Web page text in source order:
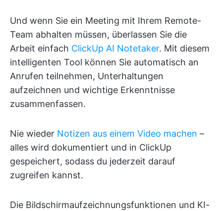
Und wenn Sie ein Meeting mit Ihrem Remote-
Team abhalten müssen, überlassen Sie die
Arbeit einfach ClickUp AI Notetaker. Mit diesem
intelligenten Tool können Sie automatisch an
Anrufen teilnehmen, Unterhaltungen
aufzeichnen und wichtige Erkenntnisse
zusammenfassen.
Nie wieder Notizen aus einem Video machen –
alles wird dokumentiert und in ClickUp
gespeichert, sodass du jederzeit darauf
zugreifen kannst.
Die Bildschirmaufzeichnungsfunktionen und KI-